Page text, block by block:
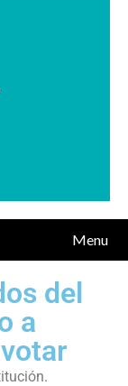
Menu
del
a